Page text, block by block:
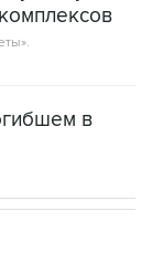
в